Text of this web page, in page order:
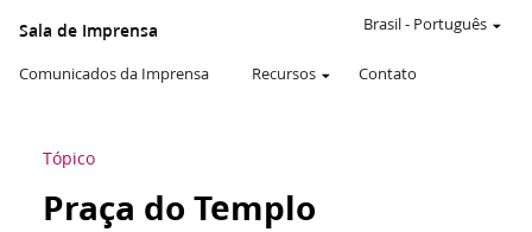
Sala de Imprensa
Comunicados da Imprensa Recursos Contato
Brasil- Português
Tópico
Praça do Templo